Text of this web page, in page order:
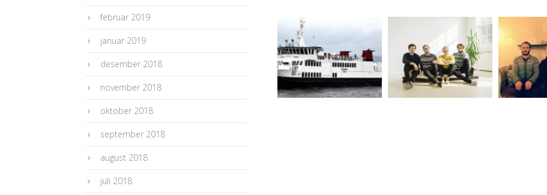
februar 2019
januar 2019
desember 2018
november 2018
oktober 2018
september 2018
august 2018
juli 2018